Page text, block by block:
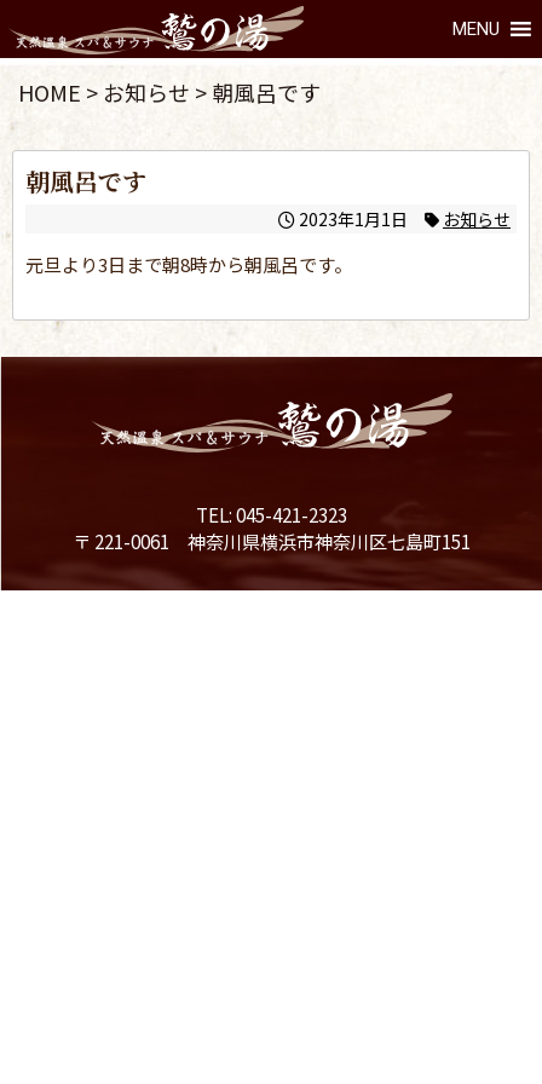
MENU
HOME > お知らせ >朝風呂です
朝風呂です
2023年1月1日 お知らせ
元旦より3日まで朝8時から朝風呂です。
TEL: 045-421-2323
〒 221-0061 神奈川県横浜市神奈川区七島町151